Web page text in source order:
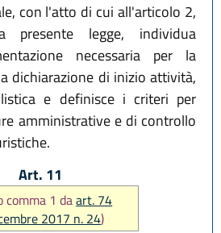
con l'atto di cui all'articolo 2,
presente legge, individua
necessaria per la
dichiarazione di inizio attività,
e definisce i criteri per
amministrative e di controllo
Art. 11
comma 1 daart. 74
2017 n. 24)